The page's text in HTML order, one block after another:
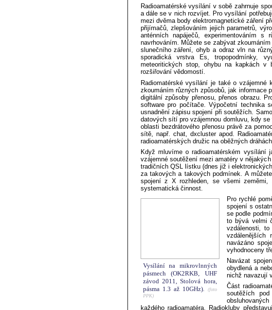
Radioamatérské vysílání v sobě zahrnuje
a dále se v nich rozvíjet. Pro vysílání
mezi dvěma body elektromagnetické záření
přijímačů, zlepšováním jejich parametrů,
anténních napáječů, experimentováním
navrhováním. Můžete se zabývat
slunečního záření, ohyb a odraz vln na
sporadická vrstva Es, tropopodmínky,
meteoritických stop, ohybu na kapkách
rozšiřování vědomostí.
Radiomatérské vysílání je také o vzájemné
zkoumáním různých způsobů, jak informace
digitální způsoby přenosu, přenos obrazu.
software pro počítače. Výpočetní technika
usnadnění zápisu spojení při soutěžích.
datových sítí pro vzájemnou domluvu, kdy
oblasti bezdrátového přenosu právě za
sítě, např. chat, dxcluster apod.
radioamatérských družic na oběžných
Když mluvíme o radioamatérském
vzájemné soutěžení mezi amatéry v
tradičních QSL lístku (dnes již i
za takových a takových podmínek. A
spojení z X rozhleden, se všemi zeměmi,
systematická činnost.
Vysílání na mikrovlnných
pásmech (OK2RKB, UHF
závod 2011, Stolová hora,
pásma 1.3 až 10GHz).
(foto
PPK)
Pro rychlé
spojení s
se podle
to bývá velmi
vzdálenosti,
navázáno
vyhodnoceny
Navázat
obydlená a
nichž navazují
Část
soutěžích
každého radioamatéra. Radiokluby